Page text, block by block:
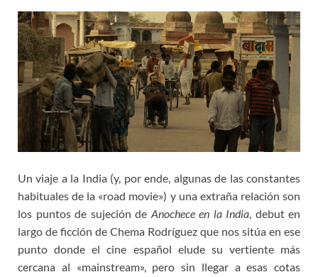
c
e
b
o
o
k
i
t
t
e
r
s
t
o
d
o
n
p
y
L
i
n
k
n
e
a
m
e
n
t
e
r
e
t
Un viaje a la India (y, por ende, algunas de las constantes
habituales de la «road movie») y una extraña relación son
los puntos de sujeción de Anochece en la India, debut en
largo de ficción de Chema Rodríguez que nos sitúa en ese
punto donde el cine español elude su vertiente más
cercana al «mainstream», pero sin llegar a esas cotas